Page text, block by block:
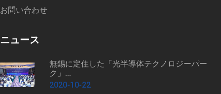
お問い合わせ
ニュース
無錫に定住した「光半導体テクノロジーパー
ク」...
2020-10-22